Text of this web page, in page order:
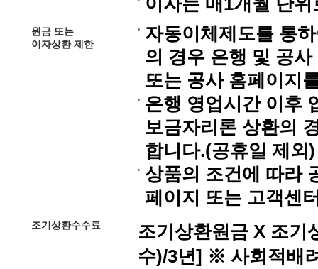
원금 또는
이자상환 제한
자동이체제도를 통
의 경우 은행 및 공
또는 공사 홈페이지
은행 영업시간 이후
보금자리론 상환의
합니다.(공휴일 제외)
상품의 조건에 따라
페이지 또는 고객센
조기상환수수료
조기상환원금 X 조기
수)/3년] ※ 사회적배